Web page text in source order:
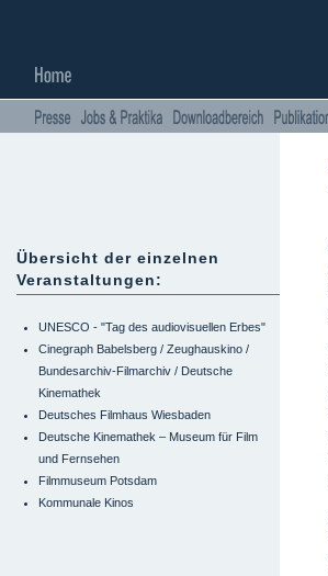
Übersicht der einzelnen
Veranstaltungen:
UNESCO - "Tag des audiovisuellen Erbes"
Cinegraph Babelsberg / Zeughauskino /
Bundesarchiv-Filmarchiv / Deutsche
Kinemathek
Deutsches Filmhaus Wiesbaden
Deutsche Kinemathek – Museum für Film
und Fernsehen
Filmmuseum Potsdam
Kommunale Kinos